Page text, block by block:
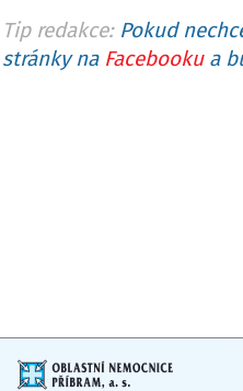
Tip redakce: Pokud
stránky na Facebookua